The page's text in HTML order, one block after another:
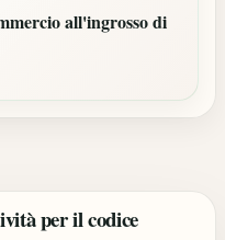
all'ingrosso di
per il codice